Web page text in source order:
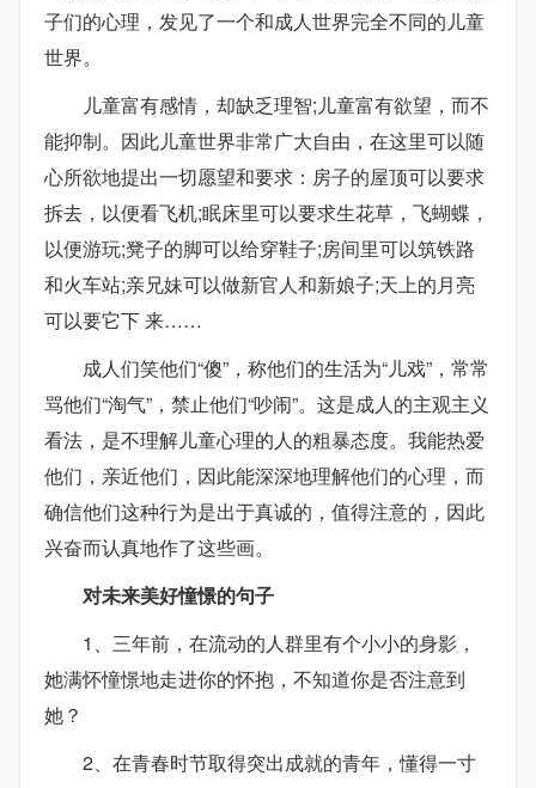
子们的心理，发见了一个和成人世界完全不同的儿童
世界。
儿童富有感情，却缺乏理智;儿童富有欲望，而不
能抑制。因此儿童世界非常广大自由，在这里可以随
心所欲地提出一切愿望和要求：房子的屋顶可以要求
拆去，以便看飞机;眠床里可以要求生花草，飞蝴蝶，
以便游玩;凳子的脚可以给穿鞋子;房间里可以筑铁路
和火车站;亲兄妹可以做新官人和新娘子;天上的月亮
可以要它下 来……
成人们笑他们“傻”，称他们的生活为“儿戏”，常常
骂他们“淘气”，禁止他们“吵闹”。这是成人的主观主义
看法，是不理解儿童心理的人的粗暴态度。我能热爱
他们，亲近他们，因此能深深地理解他们的心理，而
确信他们这种行为是出于真诚的，值得注意的，因此
兴奋而认真地作了这些画。
对未来美好憧憬的句子
1、三年前，在流动的人群里有个小小的身影，
她满怀憧憬地走进你的怀抱，不知道你是否注意到
她？
2、在青春时节取得突出成就的青年，懂得一寸